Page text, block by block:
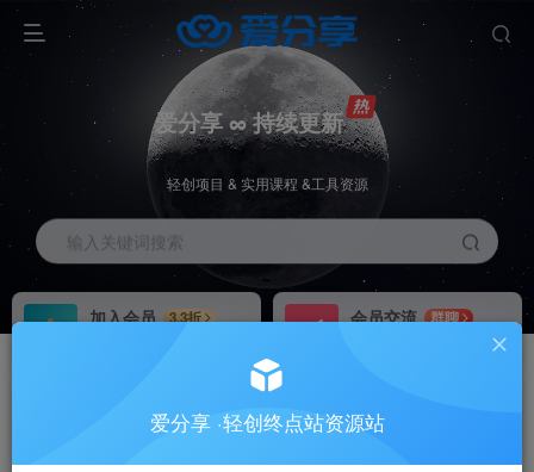
爱分享 ∞ 持续更新
轻创项目 & 实用课程 &工具资源
输入关键词搜索
加入会员
3.3折
会员交流
群聊
推广返佣高达70%
24小时自动赚钱
爱分享 ·轻创终点站资源站